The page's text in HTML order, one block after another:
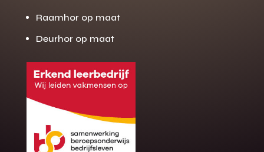
Gratis offerte
op maat?
Binnen 24 uur jouw gratis offerte
Raamhor op maat
Deurhor op maat